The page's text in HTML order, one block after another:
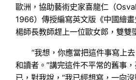
歐洲，協助藝術史家喜龍仁（
1966）傳授編寫英文版《中國繪畫
楊師長教師趕上一位歐女郎，雙
“我想，你應當把這件事寫上
和讀者。”講完這件不平常的舊事
已，對我說，“我已經想寫，一向